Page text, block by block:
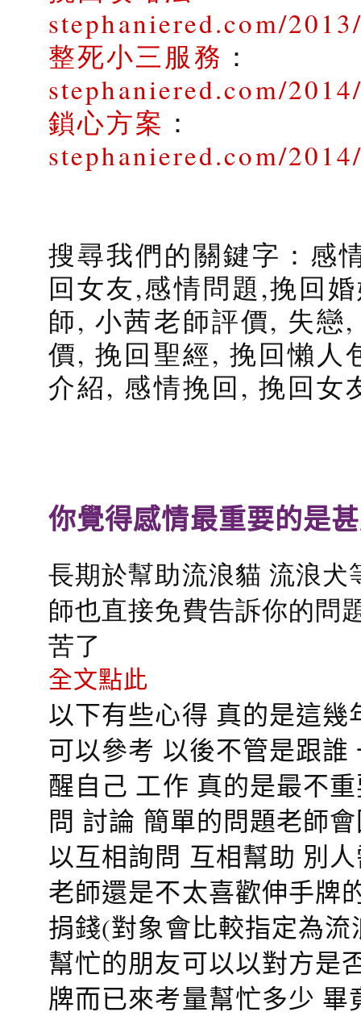
stephaniered.com/
整死小三服務 ：
stephaniered.com/
鎖心方案 ：
stephaniered.com/
搜尋我們的關鍵字：感
回女友,感情問題,挽回
師, 小茜老師評價, 失戀
價, 挽回聖經, 挽回懶人
介紹, 感情挽回, 挽回女
你覺得感情最重要的是
長期於幫助流浪貓 流浪
師也直接免費告訴你的問
苦了
全文點此
以下有些心得 真的是這
可以參考 以後不管是跟
醒自己 工作 真的是最不
問 討論 簡單的問題老師
以互相詢問 互相幫助 別
老師還是不太喜歡伸手牌
捐錢(對象會比較指定為
幫忙的朋友可以以對方是
牌而已來考量幫忙多少